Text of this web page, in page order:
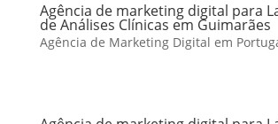
Agência de marketing digital para
de Análises Clínicas em Guimarães
Agência de Marketing Digital em